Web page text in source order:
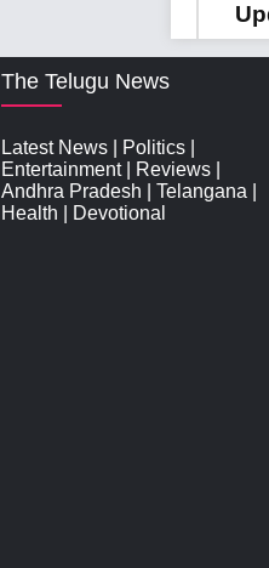
The Telugu News
Latest News Politics
Entertainment| Reviews
Andhra Pradesh
Telangana
Health
Devotional